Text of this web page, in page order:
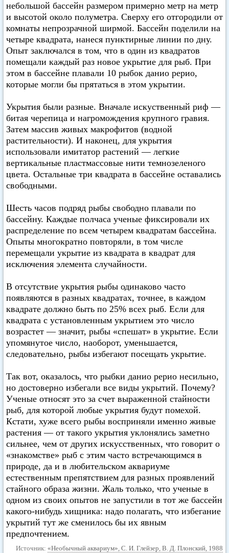
небольшой бассейн размером примерно метр на метр
и высотой около полуметра. Сверху его отгородили от
комнаты непрозрачной ширмой. Бассейн поделили на
четыре квадрата, нанеся пунктирные линии по дну.
Опыт заключался в том, что в один из квадратов
помещали каждый раз новое укрытие для рыб. При
этом в бассейне плавали 10 рыбок данио рерио,
которые могли бы прятаться в этом укрытии.
Укрытия были разные. Вначале искуственный риф —
битая черепица и нагромождения крупного гравия.
Затем массив живых макрофитов (водной
растительности). И наконец, для укрытия
использовали имитатор растений — легкие
вертикальные пластмассовые нити темнозеленого
цвета. Остальные три квадрата в бассейне оставались
свободными.
Шесть часов подряд рыбы свободно плавали по
бассейну. Каждые полчаса ученые фиксировали их
распределение по всем четырем квадратам бассейна.
Опыты многократно повторяли, в том числе
перемещали укрытие из квадрата в квадрат для
исключения элемента случайности.
В отсутствие укрытия рыбы одинаково часто
появляются в разных квадратах, точнее, в каждом
квадрате должно быть по 25% всех рыб. Если для
квадрата с установленным укрытием это число
возрастет — значит, рыбы «спешат» в укрытие. Если
упомянутое число, наоборот, уменьшается,
следовательно, рыбы избегают посещать укрытие.
Так вот, оказалось, что рыбки данио рерио несильно,
но достоверно избегали все виды укрытий. Почему?
Ученые относят это за счет выраженной стайности
рыб, для которой любые укрытия будут помехой.
Кстати, хуже всего рыбы восприняли именно живые
растения — от такого укрытия уклонялись заметно
сильнее, чем от других искусственных, что говорит о
«знакомстве» рыб с этим часто встречающимся в
природе, да и в любительском аквариуме
естественным препятствием для разных проявлений
стайного образа жизни. Жаль только, что ученые в
одном из своих опытов не запустили в тот же бассейн
какого-нибудь хищника: надо полагать, что избегание
укрытий тут же сменилось бы их явным
предпочтением.
Источник: «Необычный аквариум», С. И. Глейзер, В. Д. Плонский, 1988